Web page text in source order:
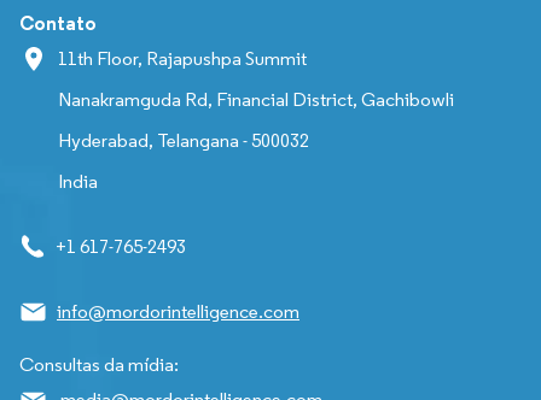
Contato
11th Floor, Rajapushpa Summit
Nanakramguda Rd, Financial District, Gachibowli
Hyderabad, Telangana - 500032
India
+1 617-765-2493
info@mordorintelligence.com
Consultas da mídia: